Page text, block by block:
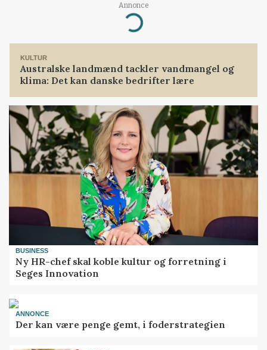
Annonce
Loading...
KULTUR
Australske landmænd tackler vandmangel og
klima: Det kan danske bedrifter lære
BUSINESS
Ny HR-chef skal koble kultur og forretning i
Seges Innovation
ANNONCE
Der kan være penge gemt, i foderstrategien